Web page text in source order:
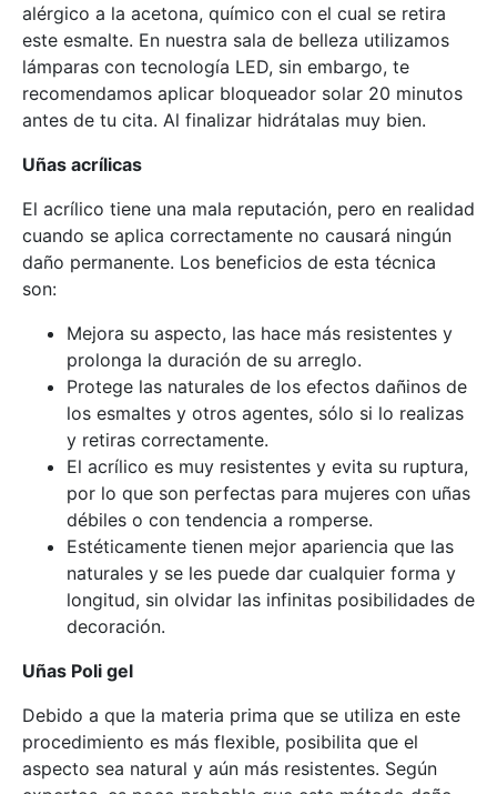
alérgico a la acetona, químico con el cual se retira
este esmalte. En nuestra sala de belleza utilizamos
lámparas con tecnología LED, sin embargo, te
recomendamos aplicar bloqueador solar 20 minutos
antes de tu cita. Al finalizar hidrátalas muy bien.
Uñas acrílicas
El acrílico tiene una mala reputación, pero en realidad
cuando se aplica correctamente no causará ningún
daño permanente. Los beneficios de esta técnica
son:
Mejora su aspecto, las hace más resistentes y
prolonga la duración de su arreglo.
Protege las naturales de los efectos dañinos de
los esmaltes y otros agentes, sólo si lo realizas
y retiras correctamente.
El acrílico es muy resistentes y evita su ruptura,
por lo que son perfectas para mujeres con uñas
débiles o con tendencia a romperse.
Estéticamente tienen mejor apariencia que las
naturales y se les puede dar cualquier forma y
longitud, sin olvidar las infinitas posibilidades de
decoración.
Uñas Poli gel
Debido a que la materia prima que se utiliza en este
procedimiento es más flexible, posibilita que el
aspecto sea natural y aún más resistentes. Según